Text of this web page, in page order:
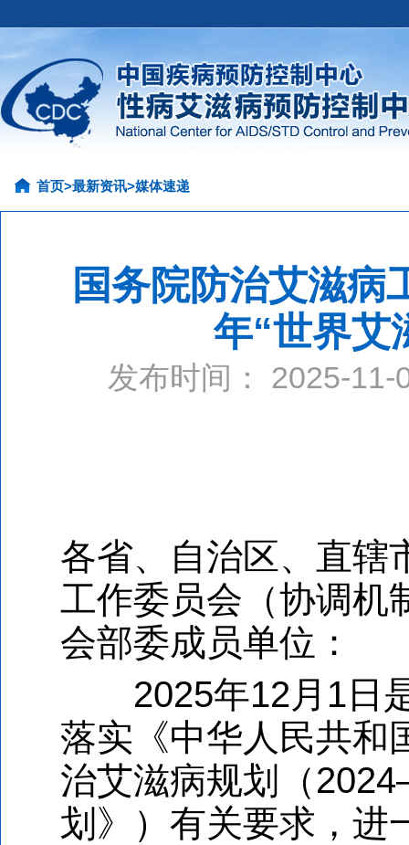
首页>最新资讯>媒体速递
国务院防治艾滋病
年“世界艾
发布时间： 2025-
各省、自治区、直辖
工作委员会（协调机
会部委成员单位
2025年12月1日是
落实《中华人民共和
治艾滋病规划（
划》）有关要求，进